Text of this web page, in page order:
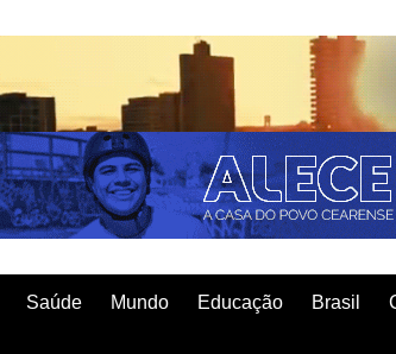
Saúde Mundo Educação Brasil